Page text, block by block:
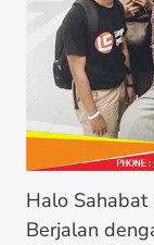
Halo Sahabat
Berjalan